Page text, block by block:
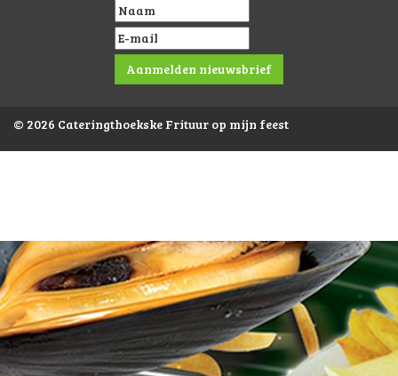
© 2026 Cateringthoekske Frituur op mijn feest